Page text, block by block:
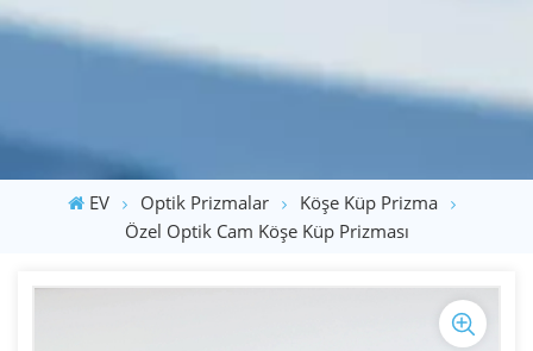
EV Optik Prizmalar
Köşe Küp Prizma
Özel Optik Cam Köşe Küp Prizması